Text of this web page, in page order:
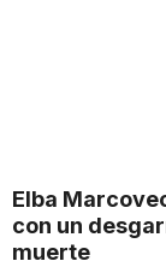
Elba
con un
muerte